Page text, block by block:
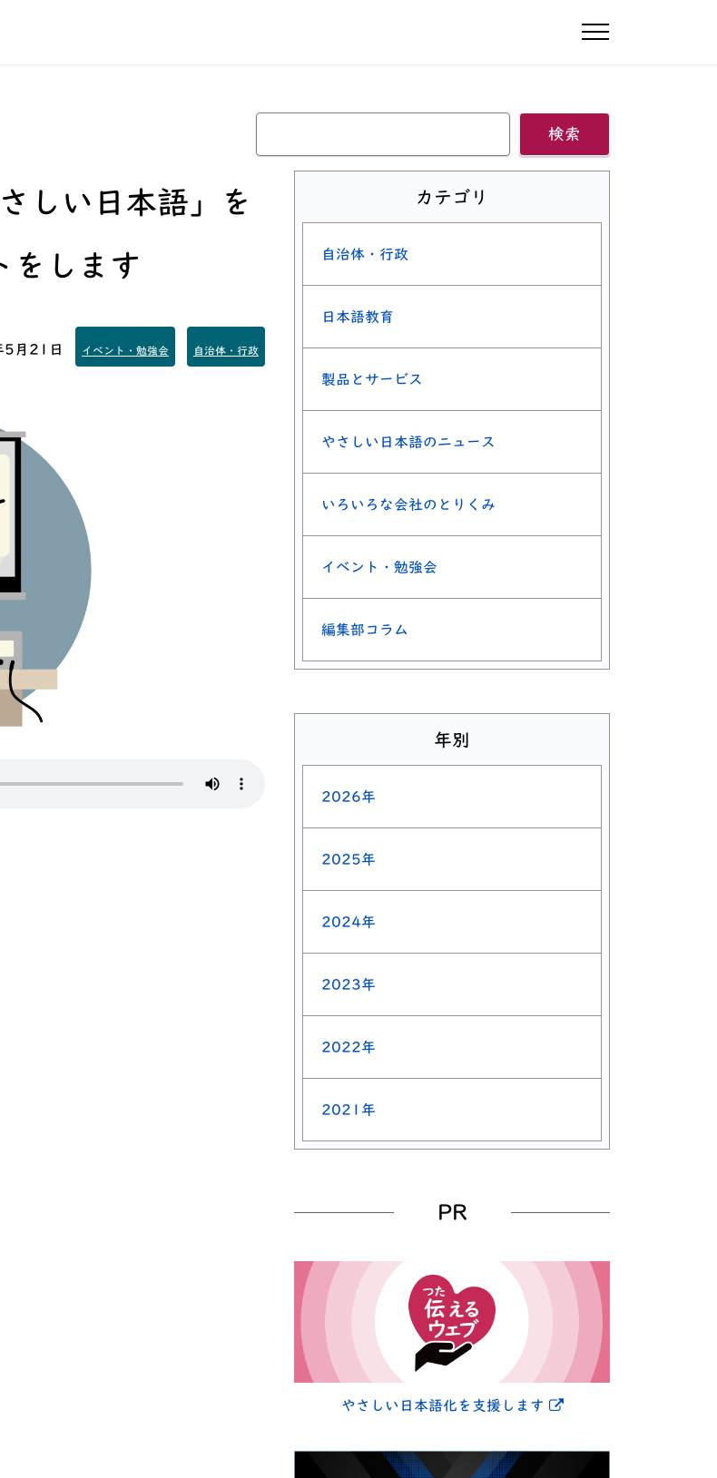
ナビゲーショ
検索
さしい日本語」
を
をします
月21日 イベント・勉強会 自治体・行政
カテゴリ
自治体・行政
日本語教育
製品とサービス
やさしい日本語のニュース
いろいろな会社のとりくみ
イベント・勉強会
編集部コラム
年別
2026年
2025年
2024年
2023年
2022年
2021年
PR
やさしい日本語化を支援します 別ウィンドウで開きま